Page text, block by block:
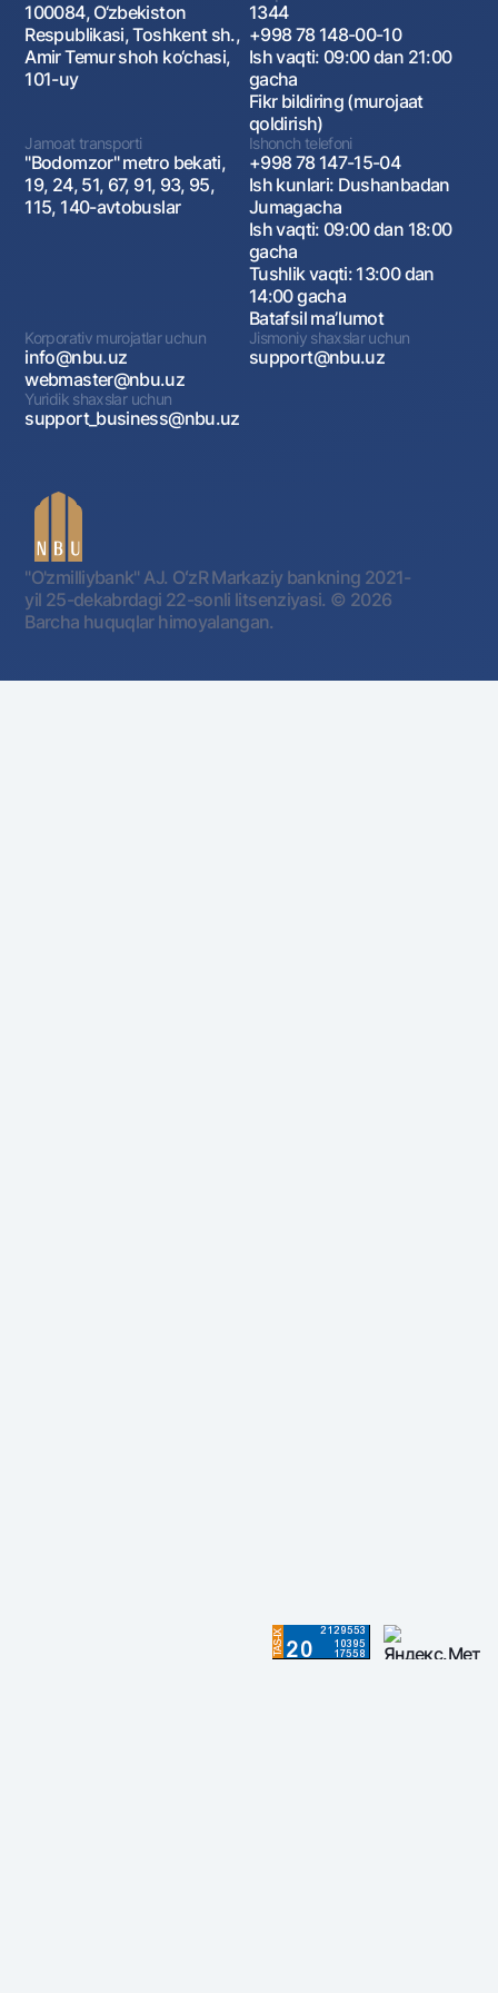
100084, O‘zbekiston
Respublikasi, Toshkent sh.,
Amir Temur shoh ko‘chasi,
101-uy
1344
+998 78 148-00-10
Ish vaqti: 09:00 dan 21:00
gacha
Fikr bildiring (murojaat
qoldirish)
Jamoat transporti
"Bodomzor" metro bekati,
19, 24, 51, 67, 91, 93, 95,
115, 140-avtobuslar
Ishonch telefoni
+998 78 147-15-04
Ish kunlari: Dushanbadan
Jumagacha
Ish vaqti: 09:00 dan 18:00
gacha
Tushlik vaqti: 13:00 dan
14:00 gacha
Batafsil maʼlumot
Korporativ murojatlar uchun
info@nbu.uz
webmaster@nbu.uz
Jismoniy shaxslar uchun
support@nbu.uz
Yuridik shaxslar uchun
support_business@nbu.uz
"O'zmilliybank" AJ. OʻzR Markaziy bankning 2021-
yil 25-dekabrdagi 22-sonli litsenziyasi. © 2026
Barcha huquqlar himoyalangan.